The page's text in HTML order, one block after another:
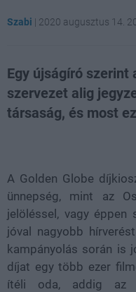
Szabi | 2020 augusztus 14.
Egy újságíró szerint
szervezet alig
társaság, és most
A Golden Globe
ünnepség, mint az
jelöléssel, vagy éppen
jóval nagyobb
kampányolás során is
díjat egy több ezer
ítéli oda, addig az